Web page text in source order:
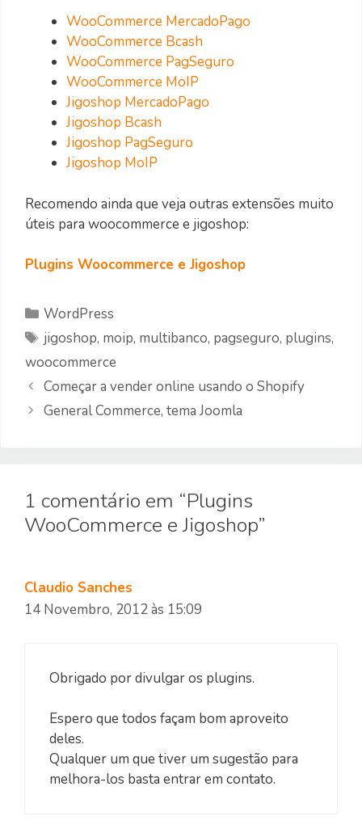
WooCommerce MercadoPago
WooCommerce Bcash
WooCommerce PagSeguro
WooCommerce MoIP
Jigoshop MercadoPago
Jigoshop Bcash
Jigoshop PagSeguro
Jigoshop MoIP
Recomendo ainda que veja outras extensões muito
úteis para woocommerce e jigoshop:
Plugins Woocommerce e Jigoshop
Categorias
WordPress
Etiquetas
jigoshop, moip, multibanco, pagseguro, plugins,
woocommerce
Começar a vender online usando o Shopify
General Commerce, tema Joomla
1 comentário em “Plugins
WooCommerce e Jigoshop”
Claudio Sanches
14 Novembro, 2012 às 15:09
Obrigado por divulgar os plugins.
Espero que todos façam bom aproveito
deles.
Qualquer um que tiver um sugestão para
melhora-los basta entrar em contato.